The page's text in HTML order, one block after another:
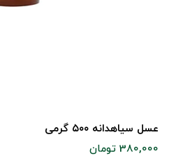
عسل سیاهدانه ۵۰۰ گرمی
380,000 تومان